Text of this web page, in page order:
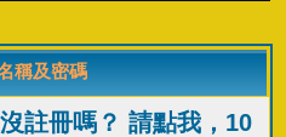
稱及密碼
註冊嗎？ 請點我，10